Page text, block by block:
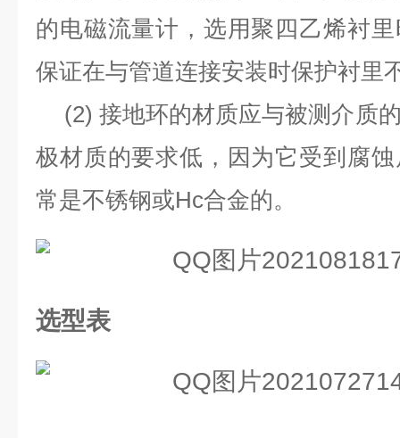
的电磁流量计，选用聚四乙烯衬
保证在与管道连接安装时保护衬里
(2)接地环的材质应与被测介质
极材质的要求低，因为它受到腐
常是不锈钢或Hc合金的。
选型表